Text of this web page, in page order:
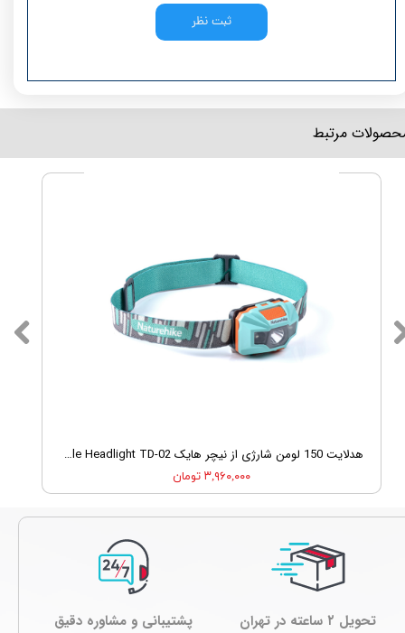
ثبت نظر
مرتبط
هدلایت 150 لومن شارژی از نیچر هایک Nature Hike NH00T002-D Light Rechargable Headlight TD-02
۳,۹۶۰,۰۰۰ تومان
تحویل ۲ ساعته در تهران پشتیبانی و مشاوره دقیق